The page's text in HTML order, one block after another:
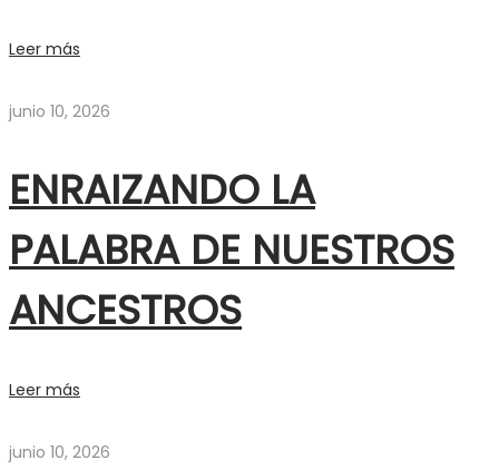
Leer más
junio 10, 2026
ENRAIZANDO LA
PALABRA DE NUESTROS
ANCESTROS
Leer más
junio 10, 2026